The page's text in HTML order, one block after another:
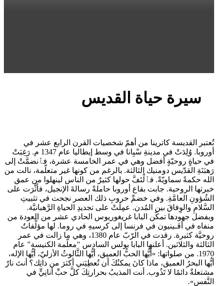
سيرة حياة القديس
تُعتبر القديسة كاترينا من أهمّ شخصيات القرن الرابع عشر في
أوروبا. وُلِدَتْ في مدينةِ سْيِانا في وسط إيطاليا عام 1347 م. رَغِبَتْ
في حياةٍ روحيّةٍ أفضل وهي في عمر الخامسة عشرة، فٱنضمَّتْ إلى
رَهبَنَةِ القدّيس دومنيك الثالثة. بالرغم من كونها غير متعلّمة، نالت من
الله حكمةً سماويّةً. فٱلْتَفَّ حولها كثيرٌ من الناس لينهلوا من عمق
خبرتها الروحية. جابت بقاع أوروبا حاملةً رسالةَ الإنجيل، فأثَّرَت على
الشُؤونِ العامَّةِ. وفي خضمِّ حروبِ ذلك العصر نجحت في تثبيتِ
السَّلامِ والوِفاقَ بين المُدن. عمِلَتْ على تجديدِ الحياةِ الرَّهبانيَّة.
وبفضل جهودها تمكّن البابا غريغوريوس الحادي عشر من العودة من
منفاه في أﭬـينيون في فرنسا إلى كرسيهِ في روما. لها مؤلَّفاتٌ
روحيَّة كثيرة. رقدت في الرّبّ عام 1380، وهي ما زالت في عمر
الثالثة والثلاثين. أعلنها البابا بولس السادس "معلّمة الكنيسة" عام
1970. من صلواتها: «أيُّها الحبُّ العميق، أيُّها الثَّالوثُ الأزليّ، أيُّها الإله،
أيُّها البحرُ العميق، ماذا كانَ يمكنُكَ أن تُعطِيَني أكثرَ من ذاتِك؟ أنتَ نارٌ
مشتعلةٌ دائمًا لا تَذُوب. أنت المذيبُ بحرارتِكَ كلَّ حبِّ أنانِيٍّ في
النَّفسِ».